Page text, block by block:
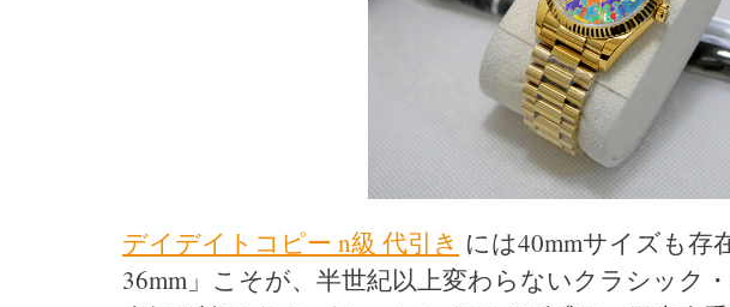
デイデイトコピー n級 代引き には40mmサイズも存
36mm」こそが、半世紀以上変わらないクラシック